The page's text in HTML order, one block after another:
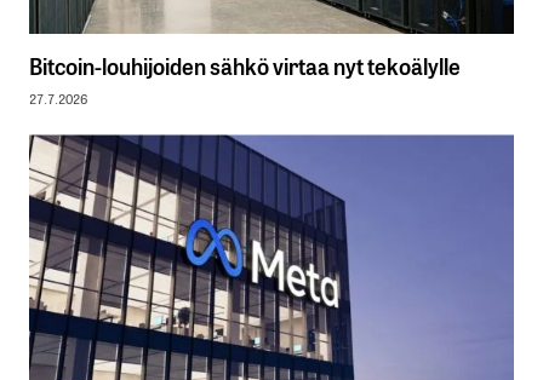
Bitcoin-louhijoiden sähkö virtaa nyt tekoälylle
27.7.2026